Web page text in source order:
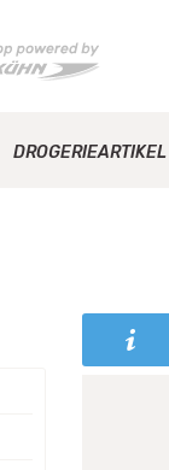
DROGERIEARTIKEL